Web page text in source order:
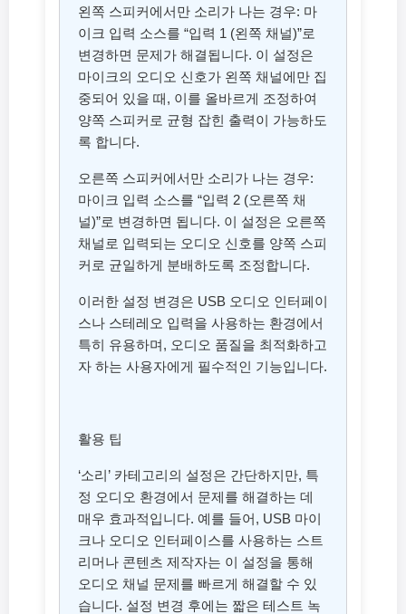
왼쪽 스피커에서만 소리가 나는 경우: 마
이크 입력 소스를 “입력 1 (왼쪽 채널)”로
변경하면 문제가 해결됩니다. 이 설정은
마이크의 오디오 신호가 왼쪽 채널에만 집
중되어 있을 때, 이를 올바르게 조정하여
양쪽 스피커로 균형 잡힌 출력이 가능하도
록 합니다.
오른쪽 스피커에서만 소리가 나는 경우:
마이크 입력 소스를 “입력 2 (오른쪽 채
널)”로 변경하면 됩니다. 이 설정은 오른쪽
채널로 입력되는 오디오 신호를 양쪽 스피
커로 균일하게 분배하도록 조정합니다.
이러한 설정 변경은 USB 오디오 인터페이
스나 스테레오 입력을 사용하는 환경에서
특히 유용하며, 오디오 품질을 최적화하고
자 하는 사용자에게 필수적인 기능입니다.
활용 팁
‘소리’ 카테고리의 설정은 간단하지만, 특
정 오디오 환경에서 문제를 해결하는 데
매우 효과적입니다. 예를 들어, USB 마이
크나 오디오 인터페이스를 사용하는 스트
리머나 콘텐츠 제작자는 이 설정을 통해
오디오 채널 문제를 빠르게 해결할 수 있
습니다. 설정 변경 후에는 짧은 테스트 녹